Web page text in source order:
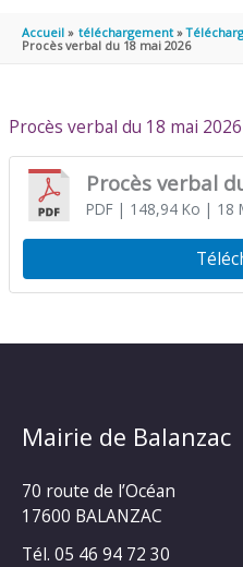
Accueil téléchargement
Procès verbal du 18 mai 2026
Procès verbal du 18 mai 2026
Procès verbal
PDF| 148,94 Ko | 18
Mairie de Balanzac
70 route de l’Océan
17600 BALANZAC
Tél. 05 46 94 72 30